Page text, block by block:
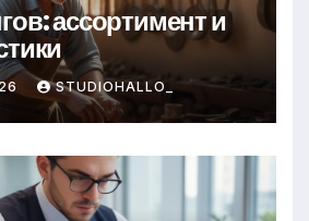
ассортимент и
STUDIOHALLO_